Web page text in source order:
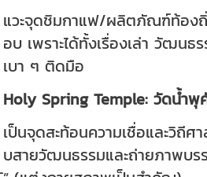
แวะจุดชิมกาแฟ/ผลิตภัณฑ์ท้อง
อบ เพราะได้ทั้งเรื่องเล่า วัฒนธ
เบา ๆ ติดมือ
Holy Spring Temple: วัดน้ำ
เป็นจุดสะท้อนความเชื่อและวิถีศ
บสายวัฒนธรรมและถ่ายภาพบร